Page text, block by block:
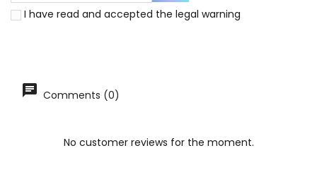
I have read and accepted the legal warning
Comments (0)
No customer reviews for the moment.